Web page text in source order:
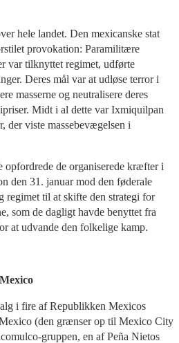
hele landet. Den mexicanske stat
provokation: Paramilitære
var tilknyttet regimet, udførte
Deres mål var at udløse terror i
masserne og neutralisere deres
Midt i al dette var Ixmiquilpan
der viste massebevægelsen i
opfordrede de organiserede kræfter i
den 31. januar mod den føderale
regimet til at skifte den strategi for
som de dagligt havde benyttet fra
at udvande den folkelige kamp.
i fire af Republikken Mexicos
(den grænser op til Mexico City
gruppen, en af Peña Nietos